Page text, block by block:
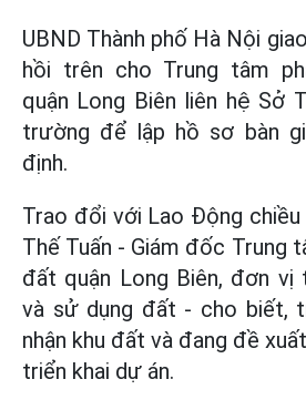
UBND Thành phố Hà Nội
hồi trên cho Trung tâm
quận Long Biên liên hệ Sở
trường để lập hồ sơ bàn
định.
Trao đổi với Lao Động chiều
Thế Tuấn - Giám đốc Trung
đất quận Long Biên, đơn vị
và sử dụng đất - cho biết,
nhận khu đất và đang đề
triển khai dự án.